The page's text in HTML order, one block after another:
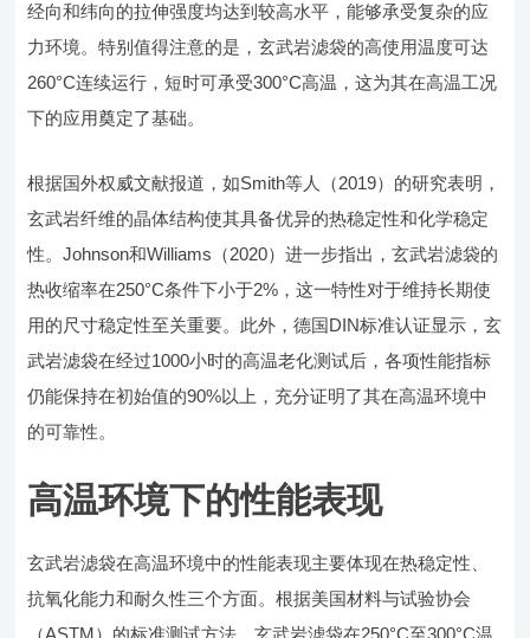
经向和纬向的拉伸强度均达到较高水平，能够承受复杂的应
力环境。特别值得注意的是，玄武岩滤袋的高使用温度可达
260°C连续运行，短时可承受300°C高温，这为其在高温工况
下的应用奠定了基础。
根据国外权威文献报道，如Smith等人（2019）的研究表明，
玄武岩纤维的晶体结构使其具备优异的热稳定性和化学稳定
性。Johnson和Williams（2020）进一步指出，玄武岩滤袋的
热收缩率在250°C条件下小于2%，这一特性对于维持长期使
用的尺寸稳定性至关重要。此外，德国DIN标准认证显示，玄
武岩滤袋在经过1000小时的高温老化测试后，各项性能指标
仍能保持在初始值的90%以上，充分证明了其在高温环境中
的可靠性。
高温环境下的性能表现
玄武岩滤袋在高温环境中的性能表现主要体现在热稳定性、
抗氧化能力和耐久性三个方面。根据美国材料与试验协会
（ASTM）的标准测试方法，玄武岩滤袋在250°C至300°C温